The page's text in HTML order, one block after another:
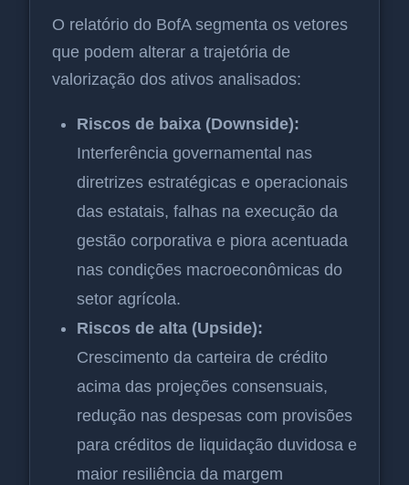
O relatório do BofA segmenta os vetores
que podem alterar a trajetória de
valorização dos ativos analisados:
Riscos de baixa (Downside):
Interferência governamental nas
diretrizes estratégicas e operacionais
das estatais, falhas na execução da
gestão corporativa e piora acentuada
nas condições macroeconômicas do
setor agrícola.
Riscos de alta (Upside):
Crescimento da carteira de crédito
acima das projeções consensuais,
redução nas despesas com provisões
para créditos de liquidação duvidosa e
maior resiliência da margem